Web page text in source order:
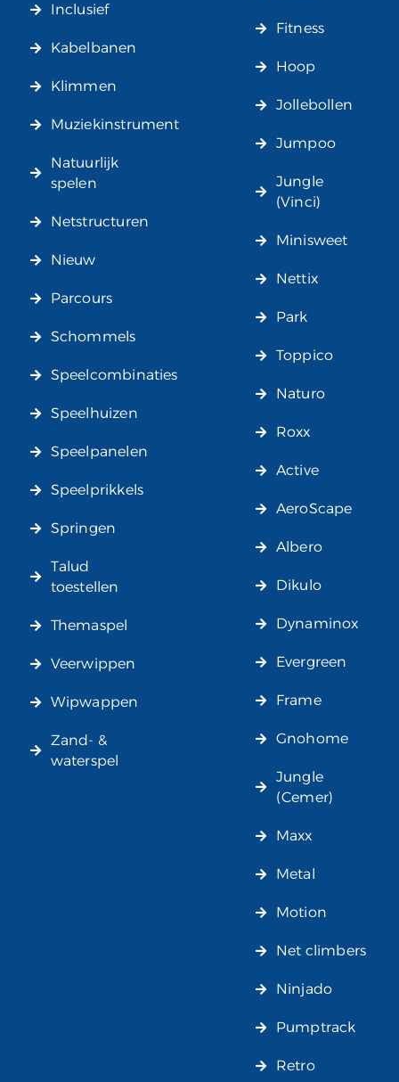
Inclusief
Kabelbanen
Klimmen
Muziekinstrument
Natuurlijk
spelen
Netstructuren
Nieuw
Parcours
Schommels
Speelcombinaties
Speelhuizen
Speelpanelen
Speelprikkels
Springen
Talud
toestellen
Themaspel
Veerwippen
Wipwappen
Zand- &
waterspel
Fitness
Hoop
Jollebollen
Jumpoo
Jungle
(Vinci)
Minisweet
Nettix
Park
Toppico
Naturo
Roxx
Active
AeroScape
Albero
Dikulo
Dynaminox
Evergreen
Frame
Gnohome
Jungle
(Cemer)
Maxx
Metal
Motion
Net climbers
Ninjado
Pumptrack
Retro